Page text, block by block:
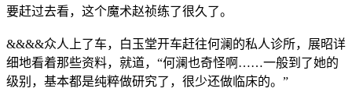
要赶过去看，这个魔术赵祯练了很久了。
&&&&众人上了车，白玉堂开车赶往何澜的私人诊所，展昭详
细地看着那些资料，就道，“何澜也奇怪啊……一般到了她的
级别，基本都是纯粹做研究了，很少还做临床的。”